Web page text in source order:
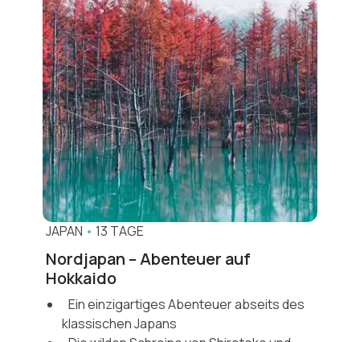
JAPAN • 13 TAGE
Nordjapan – Abenteuer auf
Hokkaido
Ein einzigartiges Abenteuer abseits des
klassischen Japans